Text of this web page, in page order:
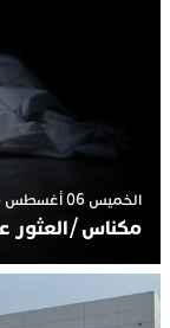
الخميس 06 أغسطس 2026 - 11:58
مكناس /